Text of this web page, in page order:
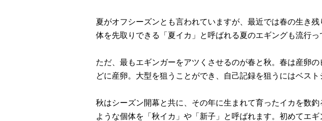
夏がオフシーズンとも言われていますが、最近では春の生き
体を先取りできる「夏イカ」と呼ばれる夏のエギングも流行っ
ただ、最もエギンガーをアツくさせるのが春と秋。春は産卵
どに産卵。大型を狙うことができ、自己記録を狙うにはベスト
秋はシーズン開幕と共に、その年に生まれて育ったイカを数
ような個体を「秋イカ」や「新子」と呼ばれます。初めてエ